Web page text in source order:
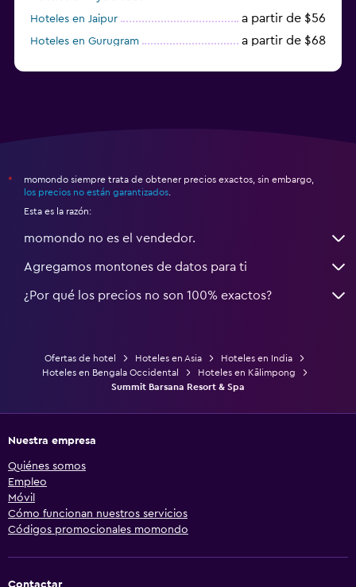
Hoteles en Jaipur
a partir de $56
Hoteles en Gurugram a partir de $68
*
momondo siempre trata de obtener precios exactos, sin embargo,
los precios no están garantizados
Esta es la razón:
momondo no es el vendedor.
Agregamos montones de datos para ti
¿Por qué los precios no son 100% exactos?
Ofertas de hotel Hoteles en Asia
Hoteles en India
Hoteles en Bengala Occidental
Hoteles en Kālimpong
Summit Barsana Resort & Spa
Nuestra empresa
Quiénes somos
Empleo
Móvil
Cómo funcionan nuestros servicios
Códigos promocionales momondo
Contactar